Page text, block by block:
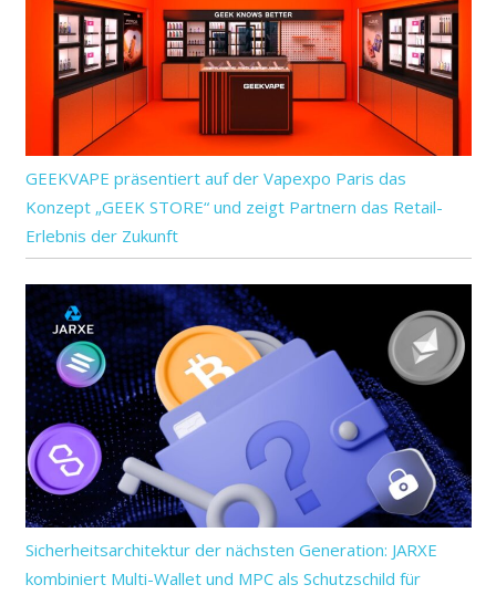
GEEKVAPE präsentiert auf der Vapexpo Paris das
Konzept „GEEK STORE“ und zeigt Partnern das Retail-
Erlebnis der Zukunft
Sicherheitsarchitektur der nächsten Generation: JARXE
kombiniert Multi-Wallet und MPC als Schutzschild für